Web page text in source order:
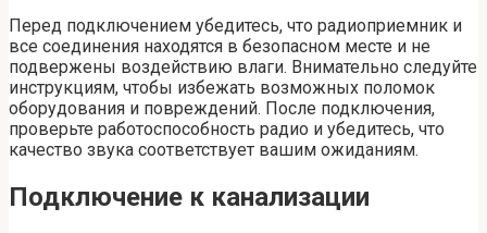
Перед подключением убедитесь, что радиоприемник и
все соединения находятся в безопасном месте и не
подвержены воздействию влаги. Внимательно следуйте
инструкциям, чтобы избежать возможных поломок
оборудования и повреждений. После подключения,
проверьте работоспособность радио и убедитесь, что
качество звука соответствует вашим ожиданиям.
Подключение к канализации